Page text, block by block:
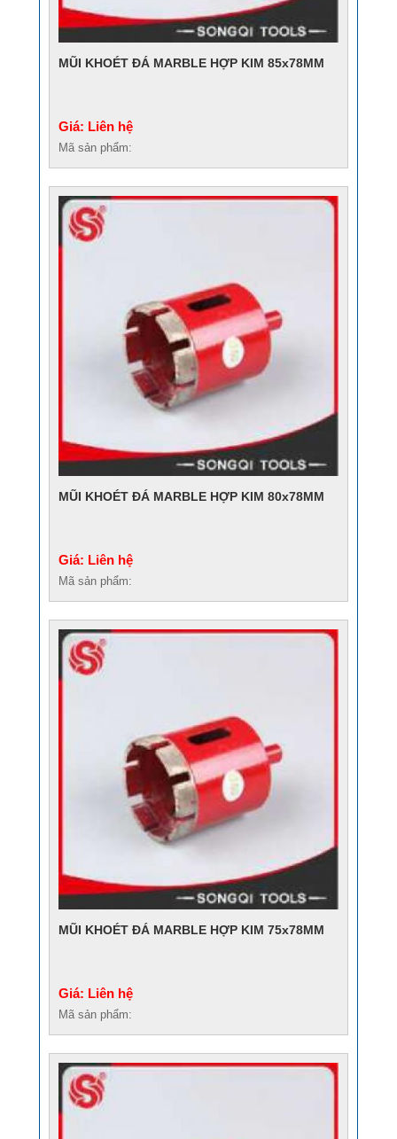
MŨI KHOÉT ĐÁ MARBLE HỢP KIM 85x78MM
Giá: Liên hệ
Mã sản phẩm:
MŨI KHOÉT ĐÁ MARBLE HỢP KIM 80x78MM
Giá: Liên hệ
Mã sản phẩm:
MŨI KHOÉT ĐÁ MARBLE HỢP KIM 75x78MM
Giá: Liên hệ
Mã sản phẩm: